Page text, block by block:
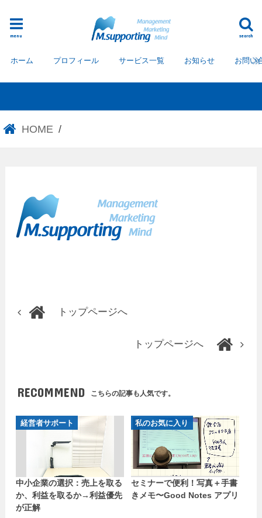
search
menu
ホーム プロフィール サービス一覧 お知らせ お問い
HOME
トップページへ
トップページへ
RECOMMEND こちらの記事も人気です。
経営者サポート
中小企業の選択：売上を取る
か、利益を取るか→利益優先
が正解
私のお気に入り
セミナーで便利！写真＋手書
きメモ〜Good Notes アプリ